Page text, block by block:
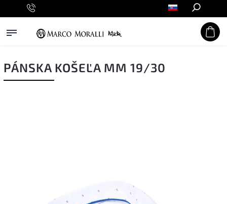
Hľadať
PÁNSKA KOŠEĽA MM 19/30